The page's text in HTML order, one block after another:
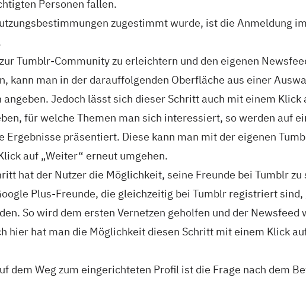
Personen fallen.
zugestimmt wurde, ist die Anmeldung
Tumblr-Community zu erleichtern und den eigenen
kann man in der darauffolgenden Oberfläche aus einer
Jedoch lässt sich dieser Schritt auch mit einem Klick
für welche Themen man sich interessiert, so werden auf
Ergebnisse präsentiert. Diese kann man mit der eigenen
auf „Weiter“ erneut umgehen.
hat der Nutzer die Möglichkeit, seine Freunde bei Tumblr zu
Plus-Freunde, die gleichzeitig bei Tumblr registriert sind,
So wird dem ersten Vernetzen geholfen und der
hier hat man die Möglichkeit diesen Schritt mit einem Klick
dem Weg zum eingerichteten Profil ist die Frage nach dem